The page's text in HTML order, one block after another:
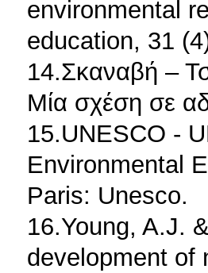
environmental
education, 31
14.Σκαναβή –
Μία σχέση σε
15.UNESCO -
Environmental
Paris: Unesco.
16.Young, A.J.
development of